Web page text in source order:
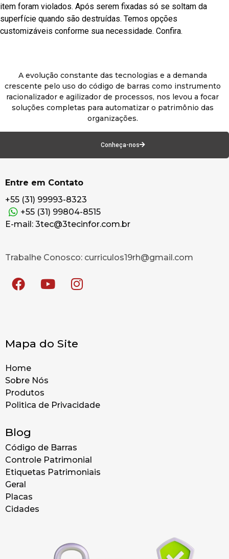
item foram violados. Após serem fixadas só se soltam da
superfície quando são destruídas. Temos opções
customizáveis conforme sua necessidade. Confira.
A evolução constante das tecnologias e a demanda
crescente pelo uso do código de barras como instrumento
racionalizador e agilizador de processos, nos levou a focar
soluções completas para automatizar o patrimônio das
organizações.
Conheça-nos
Entre em Contato
+55 (31) 99993-8323
+55 (31) 99804-8515
E-mail: 3tec@3tecinfor.com.br
Trabalhe Conosco: curriculos19rh@gmail.com
Mapa do Site
Home
Sobre Nós
Produtos
Politica de Privacidade
Blog
Código de Barras
Controle Patrimonial
Etiquetas Patrimoniais
Geral
Placas
Cidades